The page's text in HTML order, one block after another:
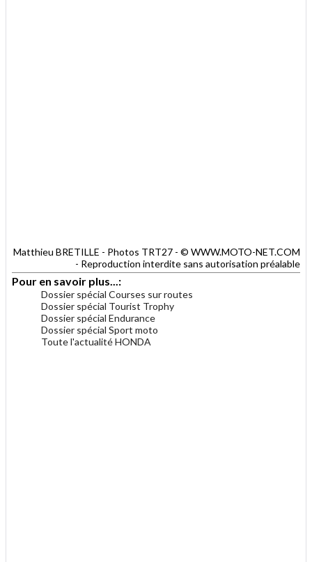
Matthieu BRETILLE - Photos TRT27 - © WWW.MOTO-NET.COM
- Reproduction interdite sans autorisation préalable
Pour en savoir plus...:
Dossier spécial Courses sur routes
Dossier spécial Tourist Trophy
Dossier spécial Endurance
Dossier spécial Sport moto
Toute l'actualité HONDA